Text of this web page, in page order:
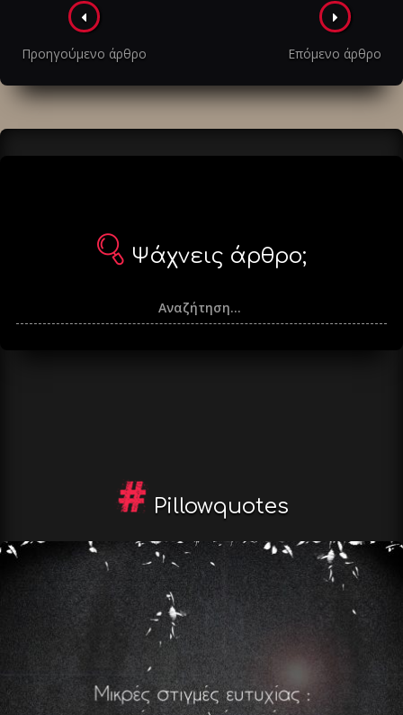
Πλοήγηση
στα
άρθρα
Προηγούμενο άρθρο Επόμενο άρθρο
Ψάχνεις άρθρο;
Pillowquotes